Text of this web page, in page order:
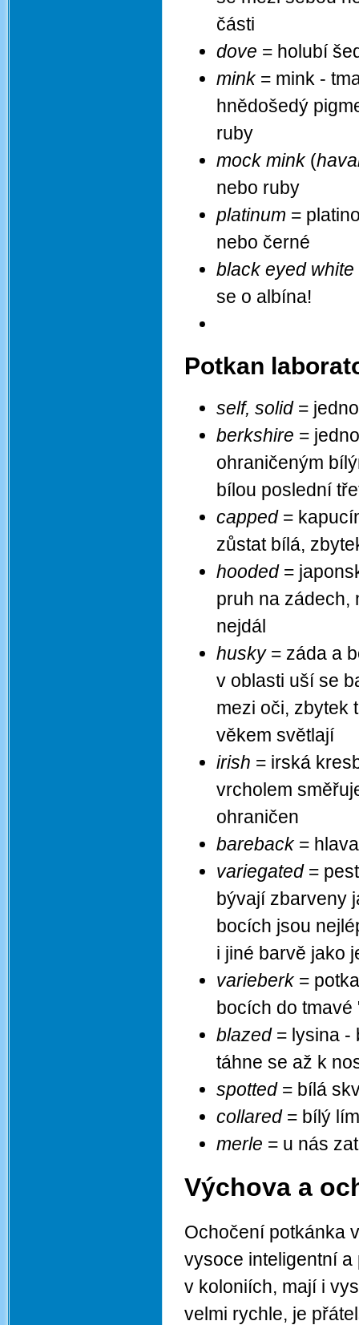
části
dove = holubí
mink= mink -
hnědošedý
ruby
mock mink(
nebo ruby
platinum =
nebo černé
black eyed white
se o albína!
Potkan
self, solid=
berkshire =
ohraničeným
bílou poslední
capped=
zůstat bílá,
hooded=
pruh na zádech,
nejdál
husky= záda a
v oblasti uší se
mezi oči, zbytek
věkem světlají
irish = irská
vrcholem
ohraničen
bareback=
variegated=
bývají zbarveny
bocích jsou
i jiné barvě jako
varieberk =
bocích do
blazed= lysina -
táhne se až k
spotted= bílá
collared= bílý
merle = u nás
Výchova a
Ochočení potkánka
vysoce inteligentní
v koloniích, mají i
velmi rychle, je